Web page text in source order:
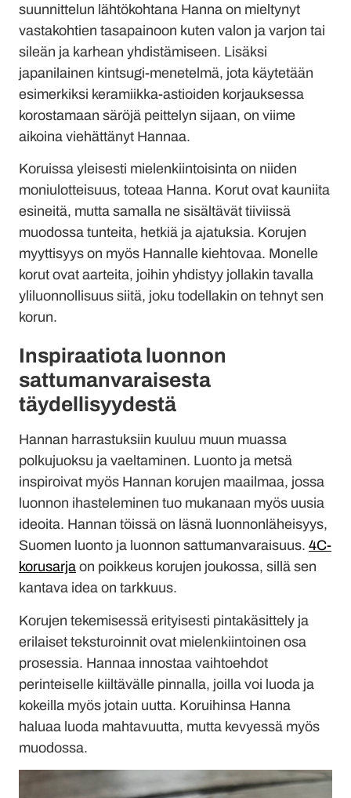
suunnittelun lähtökohtana Hanna on mieltynyt
vastakohtien tasapainoon kuten valon ja varjon tai
sileän ja karhean yhdistämiseen. Lisäksi
japanilainen kintsugi-menetelmä, jota käytetään
esimerkiksi keramiikka-astioiden korjauksessa
korostamaan säröjä peittelyn sijaan, on viime
aikoina viehättänyt Hannaa.
Koruissa yleisesti mielenkiintoisinta on niiden
moniulotteisuus, toteaa Hanna. Korut ovat kauniita
esineitä, mutta samalla ne sisältävät tiiviissä
muodossa tunteita, hetkiä ja ajatuksia. Korujen
myyttisyys on myös Hannalle kiehtovaa. Monelle
korut ovat aarteita, joihin yhdistyy jollakin tavalla
yliluonnollisuus siitä, joku todellakin on tehnyt sen
korun.
Inspiraatiota luonnon
sattumanvaraisesta
täydellisyydestä
Hannan harrastuksiin kuuluu muun muassa
polkujuoksu ja vaeltaminen. Luonto ja metsä
inspiroivat myös Hannan korujen maailmaa, jossa
luonnon ihasteleminen tuo mukanaan myös uusia
ideoita. Hannan töissä on läsnä luonnonläheisyys,
Suomen luonto ja luonnon sattumanvaraisuus. 4C-
korusarja on poikkeus korujen joukossa, sillä sen
kantava idea on tarkkuus.
Korujen tekemisessä erityisesti pintakäsittely ja
erilaiset teksturoinnit ovat mielenkiintoinen osa
prosessia. Hannaa innostaa vaihtoehdot
perinteiselle kiiltävälle pinnalla, joilla voi luoda ja
kokeilla myös jotain uutta. Koruihinsa Hanna
haluaa luoda mahtavuutta, mutta kevyessä myös
muodossa.